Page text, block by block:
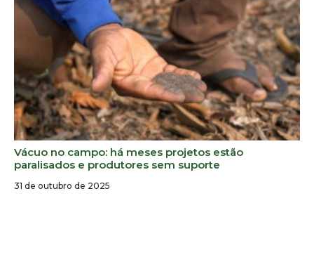
Vácuo no campo: há meses projetos estão
paralisados e produtores sem suporte
31 de outubro de 2025